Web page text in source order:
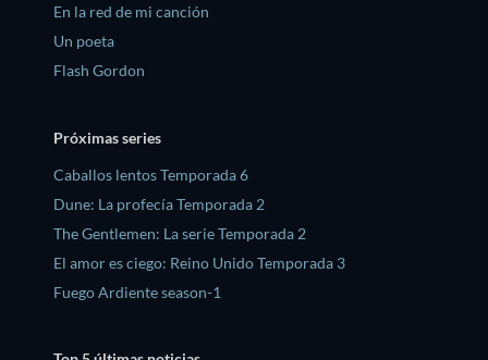
En la red de mi canción
Un poeta
Flash Gordon
Próximas series
Caballos lentos Temporada 6
Dune: La profecía Temporada 2
The Gentlemen: La serie Temporada 2
El amor es ciego: Reino Unido Temporada 3
Fuego Ardiente season-1